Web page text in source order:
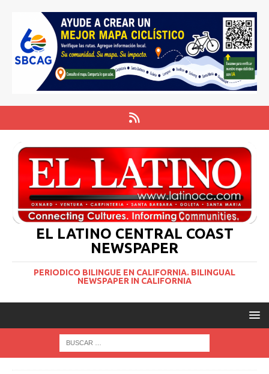
EL LATINO CENTRAL COAST
NEWSPAPER
PERIODICO BILINGUE EN CALIFORNIA. BILINGUAL
NEWSPAPER IN CALIFORNIA